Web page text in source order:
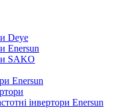
Deye
Enersun
SAKO
Enersun
інвертори Enersun